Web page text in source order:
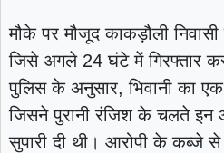
मौके पर मौजूद काकड़ौली
जिसे अगले 24 घंटे में गिरफ्तार
पुलिस के अनुसार, भिवानी का
जिसने पुरानी रंजिश के चलते इन
सुपारी दी थी। आरोपी के कब्जे से